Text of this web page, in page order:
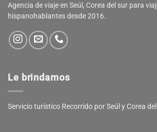
Agencia de viaje en Seúl, Corea del sur para
hispanohablantes desde 2016.
Le brindamos
Servicio turístico Recorrido por Seúl y Corea